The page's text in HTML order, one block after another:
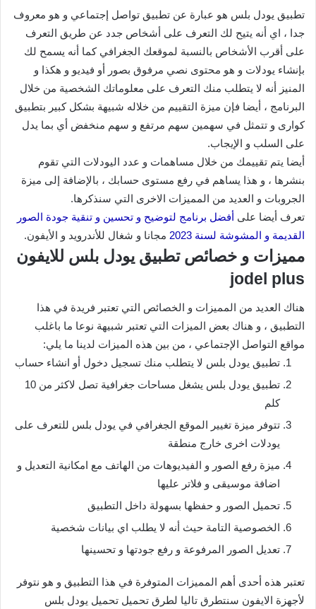
تطبيق يودل بلس هو عبارة عن تطبيق تواصل إجتماعي و هو معروف
جدا ، اي أنه يتيح لك التعرف على أشخاص جدد عن طريق التعرف
على أقرب الأشخاص بالنسبة لموقعك الجغرافي كما أنه يسمح لك
بإنشاء يودلات و هو محتوى نصي مرفوق بصور أو فيديو و هكذا و
المنيز أنه لا يتطلب منك التعرف على معلوماتك الشخصية من خلال
البرنامج ، أيضا فإن ميزة التقييم من خلاله شبيهة بشكل كبير بتطبيق
كوارى و تتمثل في سهمين سهم مرتفع و سهم منخفض أي بما يدل
على السلب و الإيجاب.
أيضا يتم تقييمك من خلال مساهمات و عدد اليودلات التي تقوم
بنشرها ، و هذا يساهم في رفع مستوى حسابك ، بالإضافة إلى ميزة
الجروبات و العديد من المميزات الاخرى التي سنذكرها.
تعرف أيضا على أفضل برنامج لتوضيح و تحسين و تنقية جودة الصور
القديمة و المشوشة لسنة 2023
مجانا و شغال للأندرويد و الأيفون.
مميزات و خصائص تطبيق يودل بلس للايفون
jodel plus
هناك العديد من المميزات و الخصائص التي تعتبر فريدة في هذا
التطبيق ، و هناك بعض الميزات التي تعتبر شبيهة نوعا ما باغلب
مواقع التواصل الإجتماعي ، من بين هذه الميزات لدينا ما يلي:
تطبيق يودل بلس لا يتطلب منك تسجيل دخول أو انشاء حساب
تطبيق يودل بلس يشغل مساحات جغرافية تصل لاكثر من 10
كلم
تتوفر ميزة تغيير الموقع الجغرافي في يودل بلس للتعرف على
يودلات اخرى خارج منطقة
ميزة رفع الصور و الفيديوهات من الهاتف مع امكانية التعديل و
اضافة موسيقى و فلاتر عليها
تحميل الصور و حفظها بسهولة داخل التطبيق
الخصوصية التامة حيث أنه لا يطلب اي بيانات شخصية
تعديل الصور المرفوعة و رفع جودتها و تحسينها
تعتبر هذه أحدى أهم المميزات المتوفرة في هذا التطبيق و هو نتوفر
لأجهزة الايفون سنتطرق تاليا لطرق تحميل تحميل يودل بلس